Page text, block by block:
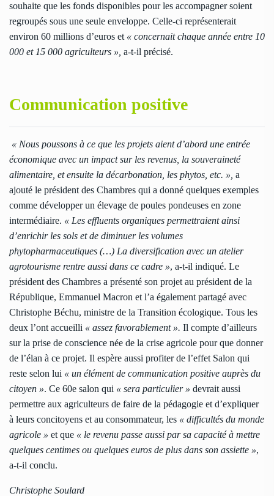
souhaite que les fonds disponibles pour les accompagner soient
regroupés sous une seule enveloppe. Celle-ci représenterait
environ 60 millions d’euros et « concernait chaque année entre 10
000 et 15 000 agriculteurs », a-t-il précisé.
Communication positive
« Nous poussons à ce que les projets aient d’abord une entrée
économique avec un impact sur les revenus, la souveraineté
alimentaire, et ensuite la décarbonation, les phytos, etc. », a
ajouté le président des Chambres qui a donné quelques exemples
comme développer un élevage de poules pondeuses en zone
intermédiaire. « Les effluents organiques permettraient ainsi
d’enrichir les sols et de diminuer les volumes
phytopharmaceutiques (…) La diversification avec un atelier
agrotourisme rentre aussi dans ce cadre », a-t-il indiqué. Le
président des Chambres a présenté son projet au président de la
République, Emmanuel Macron et l’a également partagé avec
Christophe Béchu, ministre de la Transition écologique. Tous les
deux l’ont accueilli « assez favorablement ». Il compte d’ailleurs
sur la prise de conscience née de la crise agricole pour que donner
de l’élan à ce projet. Il espère aussi profiter de l’effet Salon qui
reste selon lui « un élément de communication positive auprès du
citoyen ». Ce 60e salon qui « sera particulier » devrait aussi
permettre aux agriculteurs de faire de la pédagogie et d’expliquer
à leurs concitoyens et au consommateur, les « difficultés du monde
agricole » et que « le revenu passe aussi par sa capacité à mettre
quelques centimes ou quelques euros de plus dans son assiette »,
a-t-il conclu.
Christophe Soulard